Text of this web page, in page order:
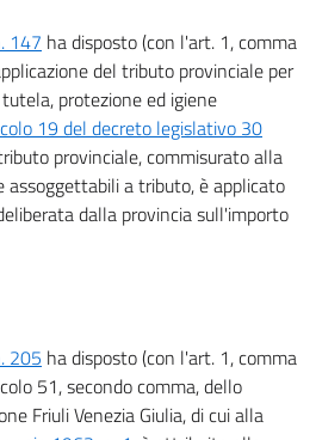
147 ha disposto (con l'art. 1, comma
del tributo provinciale per
protezione ed igiene
19 del decreto legislativo 30
provinciale, commisurato alla
assoggettabili a tributo, è applicato
dalla provincia sull'importo
205 ha disposto (con l'art. 1, comma
51, secondo comma, dello
Friuli Venezia Giulia, di cui alla